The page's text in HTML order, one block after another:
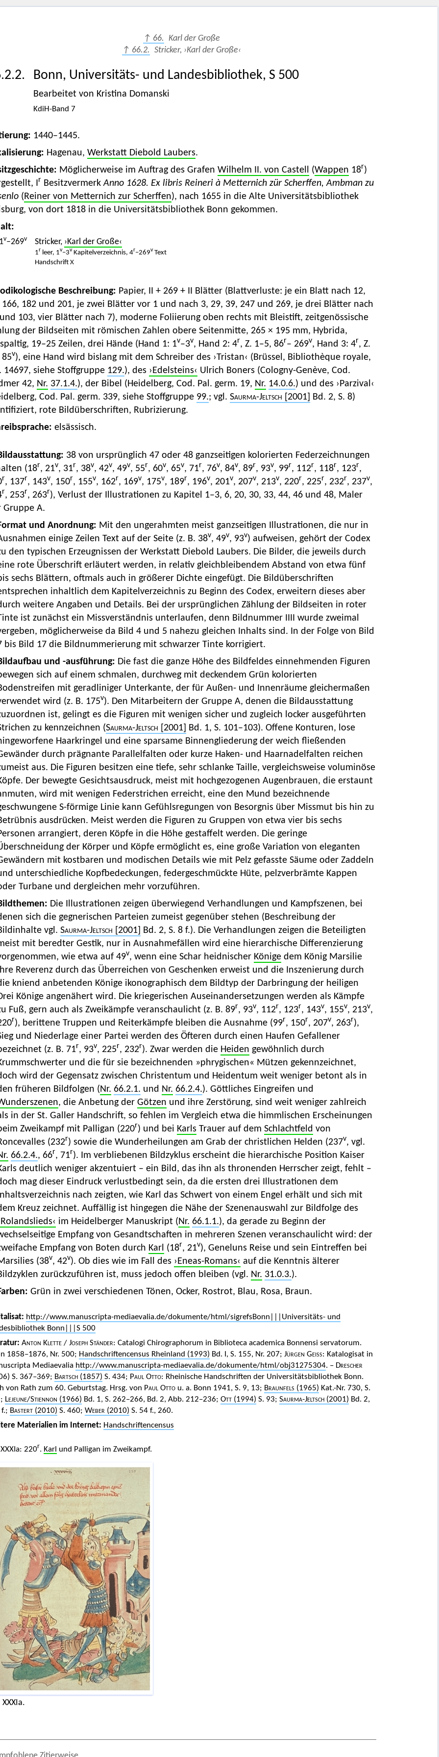
↑ 66. Karl der Große
↑ 66.2. Stricker, ›Karl der Große‹
Bonn, Universitäts- und Landesbibliothek, S 500
Bearbeitet von Kristina Domanski
KdiH-Band 7
1440–1445.
Hagenau, Werkstatt Diebold Laubers.
Möglicherweise im Auftrag des Grafen Wilhelm II. von Castell (Wappen 18r)
Ir BesitzvermerkAnno 1628. Ex libris Reineri à Metternich zür Scherffen, Ambman zu
(Reiner von Metternich zur Scherffen), nach 1655 in die Alte Universitätsbibliothek
von dort 1818 in die Universitätsbibliothek Bonn gekommen.
v–269v Stricker, ›Karl der Große‹
1r leer, 1v–3v Kapitelverzeichnis, 4r–269v Text
Handschrift X
Beschreibung: Papier, II + 269 + II Blätter (Blattverluste: je ein Blatt nach 12,
166, 182 und 201, je zwei Blätter vor 1 und nach 3, 29, 39, 247 und 269, je drei Blätter nach
103, vier Blätter nach 7), moderne Foliierung oben rechts mit Bleistift, zeitgenössische
der Bildseiten mit römischen Zahlen obere Seitenmitte, 265 × 195 mm, Hybrida,
19–25 Zeilen, drei Hände (Hand 1: 1v–3v, Hand 2: 4r, Z. 1–5, 86r– 269v, Hand 3: 4r, Z.
v), eine Hand wird bislang mit dem Schreiber des ›Tristan‹ (Brüssel, Bibliothèque royale,
14697, siehe Stoffgruppe 129.), des ›Edelsteins‹ Ulrich Boners (Cologny-Genève, Cod.
42, Nr. 37.1.4.), der Bibel (Heidelberg, Cod. Pal. germ. 19, Nr. 14.0.6.) und des ›Parzival‹
Cod. Pal. germ. 339, siehe Stoffgruppe 99.; vgl. Saurma-Jeltsch [2001] Bd. 2, S. 8)
rote Bildüberschriften, Rubrizierung.
elsässisch.
38 von ursprünglich 47 oder 48 ganzseitigen kolorierten Federzeichnungen
(18r, 21v, 31r, 38v, 42v, 49v, 55r, 60v, 65v, 71r, 76v, 84v, 89r, 93v, 99r, 112r, 118r, 123r,
r, 137r, 143v, 150r, 155v, 162r, 169v, 175v, 189r, 196v, 201v, 207v, 213v, 220r, 225r, 232r, 237v,
r, 253r, 263r), Verlust der Illustrationen zu Kapitel 1–3, 6, 20, 30, 33, 44, 46 und 48, Maler
Gruppe A.
und Anordnung: Mit den ungerahmten meist ganzseitigen Illustrationen, die nur in
einige Zeilen Text auf der Seite (z. B. 38v, 49v, 93v) aufweisen, gehört der Codex
den typischen Erzeugnissen der Werkstatt Diebold Laubers. Die Bilder, die jeweils durch
rote Überschrift erläutert werden, in relativ gleichbleibendem Abstand von etwa fünf
sechs Blättern, oftmals auch in größerer Dichte eingefügt. Die Bildüberschriften
inhaltlich dem Kapitelverzeichnis zu Beginn des Codex, erweitern dieses aber
weitere Angaben und Details. Bei der ursprünglichen Zählung der Bildseiten in roter
ist zunächst ein Missverständnis unterlaufen, denn Bildnummer IIII wurde zweimal
möglicherweise da Bild 4 und 5 nahezu gleichen Inhalts sind. In der Folge von Bild
bis Bild 17 die Bildnummerierung mit schwarzer Tinte korrigiert.
und -ausführung: Die fast die ganze Höhe des Bildfeldes einnehmenden Figuren
sich auf einem schmalen, durchweg mit deckendem Grün kolorierten
mit geradliniger Unterkante, der für Außen- und Innenräume gleichermaßen
wird (z. B. 175v). Den Mitarbeitern der Gruppe A, denen die Bildausstattung
ist, gelingt es die Figuren mit wenigen sicher und zugleich locker ausgeführten
zu kennzeichnen (Saurma-Jeltsch [2001] Bd. 1, S. 101–103). Offene Konturen, lose
Haarkringel und eine sparsame Binnengliederung der weich fließenden
durch prägnante Parallelfalten oder kurze Haken- und Haarnadelfalten reichen
aus. Die Figuren besitzen eine tiefe, sehr schlanke Taille, vergleichsweise voluminöse
Der bewegte Gesichtsausdruck, meist mit hochgezogenen Augenbrauen, die erstaunt
wird mit wenigen Federstrichen erreicht, eine den Mund bezeichnende
S-förmige Linie kann Gefühlsregungen von Besorgnis über Missmut bis hin zu
ausdrücken. Meist werden die Figuren zu Gruppen von etwa vier bis sechs
arrangiert, deren Köpfe in die Höhe gestaffelt werden. Die geringe
der Körper und Köpfe ermöglicht es, eine große Variation von eleganten
mit kostbaren und modischen Details wie mit Pelz gefasste Säume oder Zaddeln
unterschiedliche Kopfbedeckungen, federgeschmückte Hüte, pelzverbrämte Kappen
Turbane und dergleichen mehr vorzuführen.
Die Illustrationen zeigen überwiegend Verhandlungen und Kampfszenen, bei
sich die gegnerischen Parteien zumeist gegenüber stehen (Beschreibung der
vgl. Saurma-Jeltsch [2001] Bd. 2, S. 8 f.). Die Verhandlungen zeigen die Beteiligten
mit beredter Gestik, nur in Ausnahmefällen wird eine hierarchische Differenzierung
wie etwa auf 49v, wenn eine Schar heidnischer Königedem König Marsilie
Reverenz durch das Überreichen von Geschenken erweist und die Inszenierung durch
kniend anbetenden Könige ikonographisch dem Bildtyp der Darbringung der heiligen
Könige angenähert wird. Die kriegerischen Auseinandersetzungen werden als Kämpfe
Fuß, gern auch als Zweikämpfe veranschaulicht (z. B. 89r, 93v, 112r, 123r, 143v, 155v, 213v,
r), berittene Truppen und Reiterkämpfe bleiben die Ausnahme (99r, 150r, 207v, 263r),
und Niederlage einer Partei werden des Öfteren durch einen Haufen Gefallener
(z. B. 71r, 93v, 225r, 232r). Zwar werden die Heiden gewöhnlich durch
und die für sie bezeichnenden »phrygischen« Mützen gekennzeichnet,
wird der Gegensatz zwischen Christentum und Heidentum weit weniger betont als in
früheren Bildfolgen (Nr. 66.2.1. und Nr. 66.2.4.). Göttliches Eingreifen und
, die Anbetung der Götzen und ihre Zerstörung, sind weit weniger zahlreich
in der St. Galler Handschrift, so fehlen im Vergleich etwa die himmlischen Erscheinungen
Zweikampf mit Palligan (220r) und bei Karls Trauer auf dem Schlachtfeld von
(232r) sowie die Wunderheilungen am Grab der christlichen Helden (237v, vgl.
66.2.4., 66r, 71r). Im verbliebenen Bildzyklus erscheint die hierarchische Position Kaiser
deutlich weniger akzentuiert – ein Bild, das ihn als thronenden Herrscher zeigt, fehlt –
mag dieser Eindruck verlustbedingt sein, da die ersten drei Illustrationen dem
nach zeigten, wie Karl das Schwert von einem Engel erhält und sich mit
Kreuz zeichnet. Auffällig ist hingegen die Nähe der Szenenauswahl zur Bildfolge des
im Heidelberger Manuskript (Nr. 66.1.1.), da gerade zu Beginn der
Empfang von Gesandtschaften in mehreren Szenen veranschaulicht wird: der
Empfang von Boten durch Karl (18r, 21v), Geneluns Reise und sein Eintreffen bei
(38v, 42v). Ob dies wie im Fall des ›Eneas-Romans‹ auf die Kenntnis älterer
zurückzuführen ist, muss jedoch offen bleiben (vgl. Nr. 31.0.3.).
Grün in zwei verschiedenen Tönen, Ocker, Rostrot, Blau, Rosa, Braun.
http://www.manuscripta-mediaevalia.de/dokumente/html/sigrefsBonn|||Universitäts- und
Bonn|||S 500
Anton Klette/ Joseph Ständer: Catalogi Chirographorum in Biblioteca academica Bonnensi servatorum.
1858–1876, Nr. 500; Handschriftencensus Rheinland (1993) Bd. I, S. 155, Nr. 207; Jürgen Geiss: Katalogisat in
Mediaevalia http://www.manuscripta-mediaevalia.de/dokumente/html/obj31275304. – Drescher
S. 367–369; Bartsch(1857) S. 434; Paul Otto: Rheinische Handschriften der Universitätsbibliothek Bonn.
von Rath zum 60. Geburtstag. Hrsg. von Paul Ottou. a. Bonn 1941, S. 9, 13; Braunfels (1965) Kat.-Nr. 730, S.
Lejeune/Stiennon (1966) Bd. 1, S. 262–266, Bd. 2, Abb. 212–236; Ott(1994) S. 93; Saurma-Jeltsch(2001) Bd. 2,
f.; Bastert(2010) S. 460; Weber (2010) S. 54 f., 260.
Materialien im Internet: Handschriftencensus
220r. Karl und Palligan im Zweikampf.
XXXIa.